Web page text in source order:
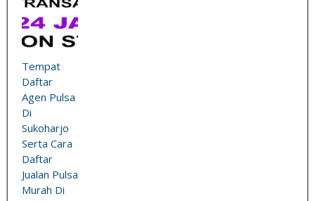
Tempat
Daftar
Agen Pulsa
Di
Sukoharjo
Serta Cara
Daftar
Jualan Pulsa
Murah Di